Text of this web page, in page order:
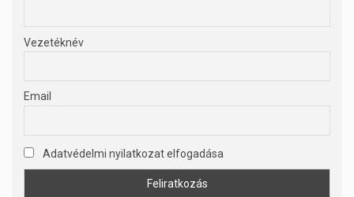
Vezetéknév
Email
Adatvédelmi nyilatkozat elfogadása